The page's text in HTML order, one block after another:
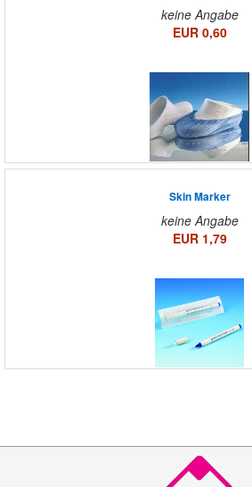
keine Angabe
EUR 0,60
Skin Marker
keine Angabe
EUR 1,79